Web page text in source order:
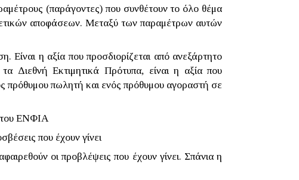
(παράγοντες) που συνθέτουν το όλο θέμα
αποφάσεων. Μεταξύ των παραμέτρων αυτών
Είναι η αξία που προσδιορίζεται από ανεξάρτητο
Διεθνή Εκτιμητικά Πρότυπα, είναι η αξία που
πρόθυμου πωλητή και ενός πρόθυμου αγοραστή σε
του ΕΝΦΙΑ
που έχουν γίνει
οι προβλέψεις που έχουν γίνει. Σπάνια η